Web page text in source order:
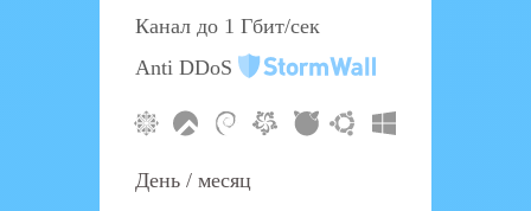
Канал до 1 Гбит/сек
Anti DDoS
День / месяц